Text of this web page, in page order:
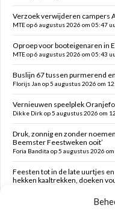
Verzoek verwijderen campers
MTE op 6 augustus 2026 om 05:47
Oproep voor booteigenaren in
MTE op 6 augustus 2026 om 05:43
Buslijn 67 tussen purmerend
Florijs Jan op 5 augustus 2026 om
Vernieuwen speelplek
Dikke Dirk op 5 augustus 2026 om
Druk, zonnig en zonder
Beemster Feestweken ooit’
Foria Bandita op 5 augustus 2026
Feesten tot in de late uurtjes
hekken kaaltrekken, doeken
Zaanstreek-Waterland biedt